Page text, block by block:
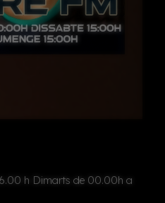
h Dimarts de 00.00h a